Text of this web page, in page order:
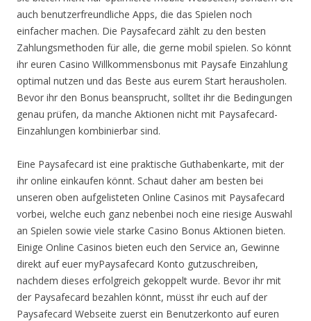
auch benutzerfreundliche Apps, die das Spielen noch
einfacher machen. Die Paysafecard zählt zu den besten
Zahlungsmethoden für alle, die gerne mobil spielen. So könnt
ihr euren Casino Willkommensbonus mit Paysafe Einzahlung
optimal nutzen und das Beste aus eurem Start herausholen.
Bevor ihr den Bonus beansprucht, solltet ihr die Bedingungen
genau prüfen, da manche Aktionen nicht mit Paysafecard-
Einzahlungen kombinierbar sind.
Eine Paysafecard ist eine praktische Guthabenkarte, mit der
ihr online einkaufen könnt. Schaut daher am besten bei
unseren oben aufgelisteten Online Casinos mit Paysafecard
vorbei, welche euch ganz nebenbei noch eine riesige Auswahl
an Spielen sowie viele starke Casino Bonus Aktionen bieten.
Einige Online Casinos bieten euch den Service an, Gewinne
direkt auf euer myPaysafecard Konto gutzuschreiben,
nachdem dieses erfolgreich gekoppelt wurde. Bevor ihr mit
der Paysafecard bezahlen könnt, müsst ihr euch auf der
Paysafecard Webseite zuerst ein Benutzerkonto auf euren